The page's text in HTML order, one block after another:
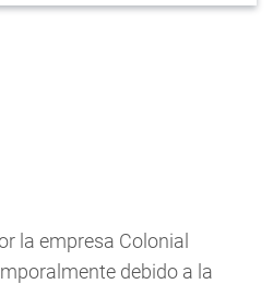
la empresa Colonial
debido a la